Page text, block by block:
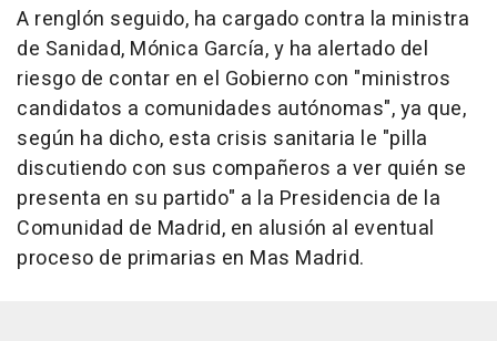
A renglón seguido, ha cargado contra la ministra
de Sanidad, Mónica García, y ha alertado del
riesgo de contar en el Gobierno con "ministros
candidatos a comunidades autónomas", ya que,
según ha dicho, esta crisis sanitaria le "pilla
discutiendo con sus compañeros a ver quién se
presenta en su partido" a la Presidencia de la
Comunidad de Madrid, en alusión al eventual
proceso de primarias en Mas Madrid.